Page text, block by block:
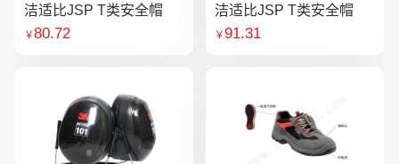
洁适比JSP T类安全帽
￥80.72
洁适比JSP T类安全帽
￥91.31